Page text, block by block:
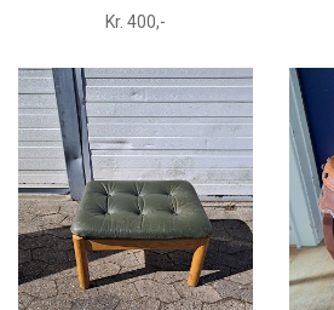
Kr. 400,-